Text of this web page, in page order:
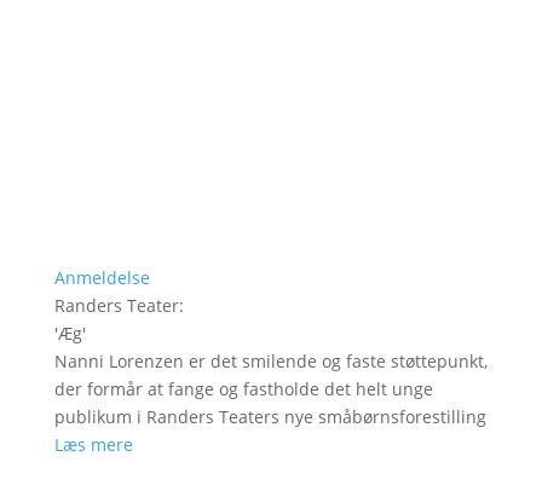
Anmeldelse
Randers Teater:
'Æg'
Nanni Lorenzen er det smilende og faste støttepunkt,
der formår at fange og fastholde det helt unge
publikum i Randers Teaters nye småbørnsforestilling
Læs mere